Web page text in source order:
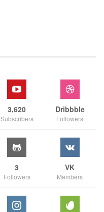
3,620
Subscribers
Dribbble
Followers
3
Followers
VK
Members